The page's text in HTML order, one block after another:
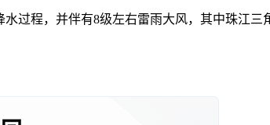
程，并伴有8级左右雷雨大风，其中珠江三